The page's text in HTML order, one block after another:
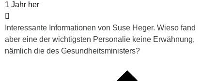
1 Jahr her
Interessante Informationen von Suse Heger. Wieso fand
aber eine der wichtigsten Personalie keine Erwähnung,
nämlich die des Gesundheitsministers?